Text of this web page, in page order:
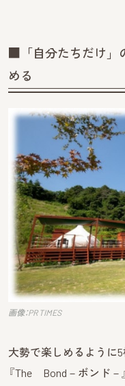
■「自分たちだけ」
める
画像：PR TIMES
大勢で楽しめるように
『The Bond－ボンド－